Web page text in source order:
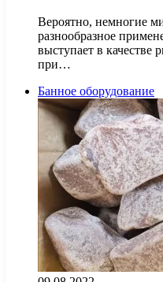
Вероятно, немногие
разнообразное
выступает в качестве
при…
Банное оборудование